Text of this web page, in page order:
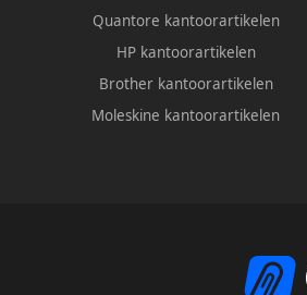
Quantore kantoorartikelen
HP kantoorartikelen
Brother kantoorartikelen
Moleskine kantoorartikelen